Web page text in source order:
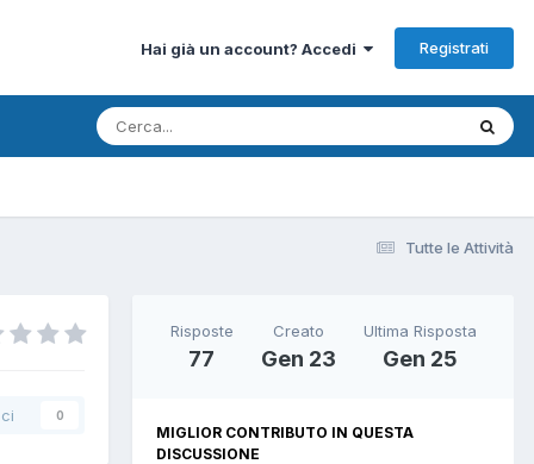
Hai già un account? Accedi Registrati
Tutte le Attività
0
Risposte
77
Creato
Gen 23
Ultima Risposta
Gen 25
MIGLIOR CONTRIBUTO IN QUESTA
DISCUSSIONE